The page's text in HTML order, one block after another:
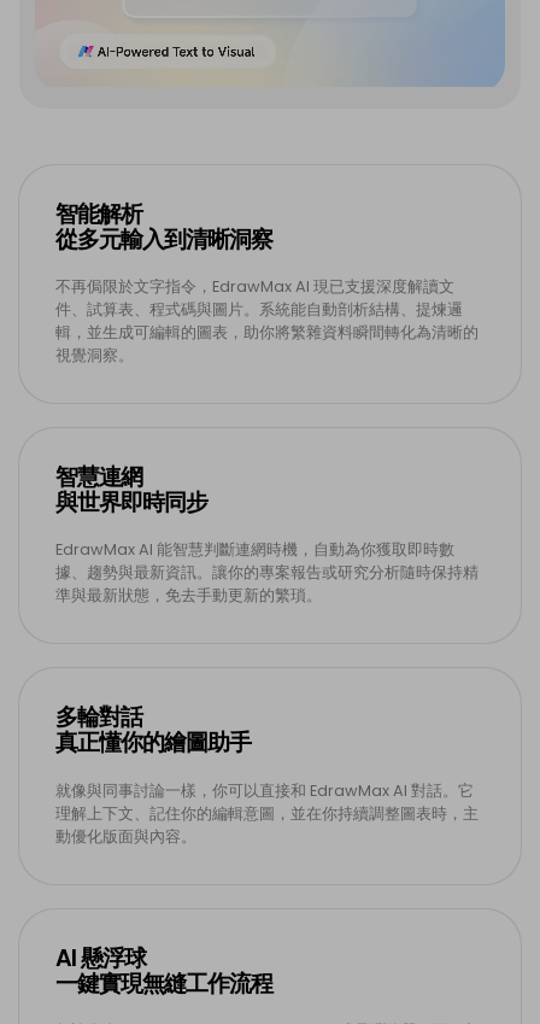
智能解析
從多元輸入到清晰洞察
不再侷限於文字指令，EdrawMax AI 現已支援深度解讀文
件、試算表、程式碼與圖片。系統能自動剖析結構、提煉邏
輯，並生成可編輯的圖表，助你將繁雜資料瞬間轉化為清晰的
視覺洞察。
智慧連網
與世界即時同步
EdrawMax AI 能智慧判斷連網時機，自動為你獲取即時數
據、趨勢與最新資訊。讓你的專案報告或研究分析隨時保持精
準與最新狀態，免去手動更新的繁瑣。
多輪對話
真正懂你的繪圖助手
就像與同事討論一樣，你可以直接和 EdrawMax AI 對話。它
理解上下文、記住你的編輯意圖，並在你持續調整圖表時，主
動優化版面與內容。
AI 懸浮球
一鍵實現無縫工作流程